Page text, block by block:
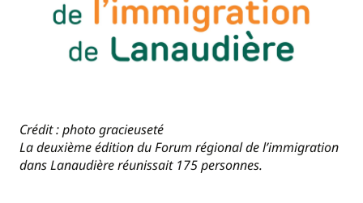
Crédit : photo gracieuseté
La deuxième édition du Forum régional de l’immigration
dans Lanaudière réunissait 175 personnes.